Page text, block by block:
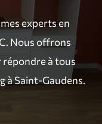
experts en
Nous offrons
répondre à tous
à Saint-Gaudens.